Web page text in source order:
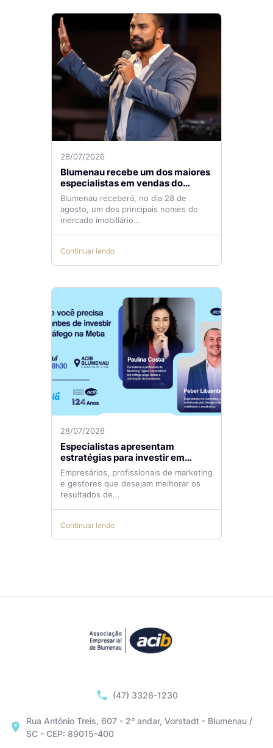
28/07/2026
Blumenau recebe um dos maiores
especialistas em vendas do
mercado imobiliário
Blumenau receberá, no dia 28 de
agosto, um dos principais nomes do
mercado imobiliário...
Continuar lendo
28/07/2026
Especialistas apresentam
estratégias para investir em
tráfego pago com mais eficiência
Empresários, profissionais de marketing
e gestores que desejam melhorar os
resultados de...
Continuar lendo
(47) 3326-1230
Rua Antônio Treis, 607 - 2º andar, Vorstadt - Blumenau /
SC - CEP: 89015-400